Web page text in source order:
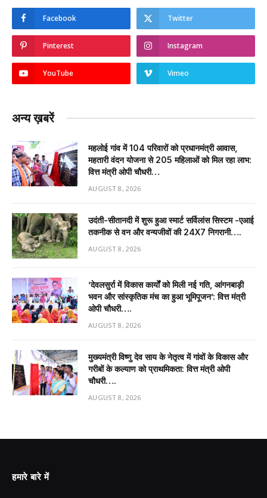
Facebook Twitter
Pinterest Instagram
YouTube Vimeo
अन्य ख़बरें
महलोई गांव में 104 परिवारों को प्रधानमंत्री आवास,
महतारी वंदन योजना से 205 महिलाओं को मिल रहा लाभ:
वित्त मंत्री ओपी चौधरी…
AUGUST 8, 2026
उदंती-सीतानदी में शुरू हुआ स्मार्ट सर्विलांस सिस्टम -एआई
तकनीक से वन और वन्यजीवों की 24X7 निगरानी….
AUGUST 8, 2026
’देवलसुर्रा में विकास कार्यों को मिली नई गति, आंगनबाड़ी
भवन और सांस्कृतिक मंच का हुआ भूमिपूजन’: वित्त मंत्री
ओपी चौधरी….
AUGUST 8, 2026
मुख्यमंत्री विष्णु देव साय के नेतृत्व में गांवों के विकास और
गरीबों के कल्याण को प्राथमिकता: वित्त मंत्री ओपी
चौधरी….
AUGUST 8, 2026
हमारे बारे में